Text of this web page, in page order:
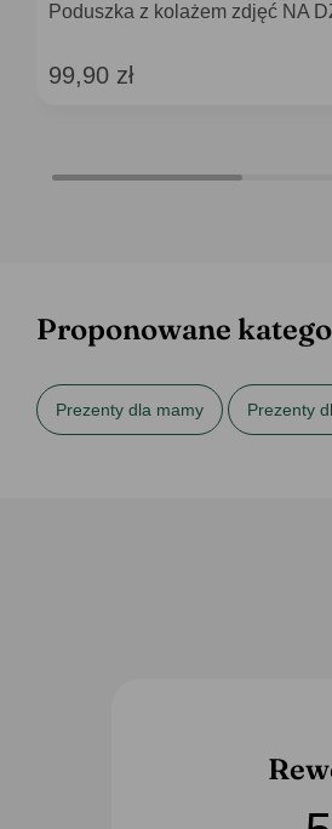
Poduszka z kolażem zdjęć NA
99,90 zł
Proponowane
Prezenty dla mamy Prezenty